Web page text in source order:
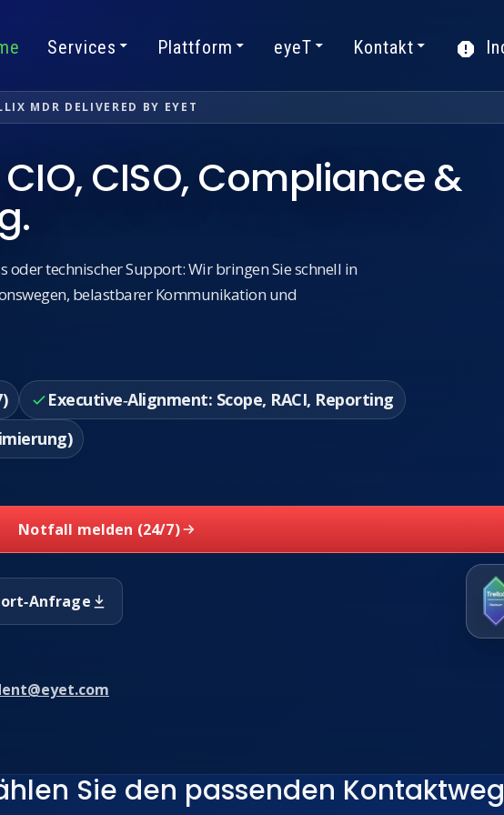
Services Plattform eyeT Kontakt
MDR DELIVERED BY EYET
CISO, Compliance &
oder technischer Support: Wir bringen Sie schnell in
belastbarer Kommunikation und
Executive‑Alignment: Scope, RACI, Reporting
Notfall melden (24/7)
Sie den passenden Kontaktweg